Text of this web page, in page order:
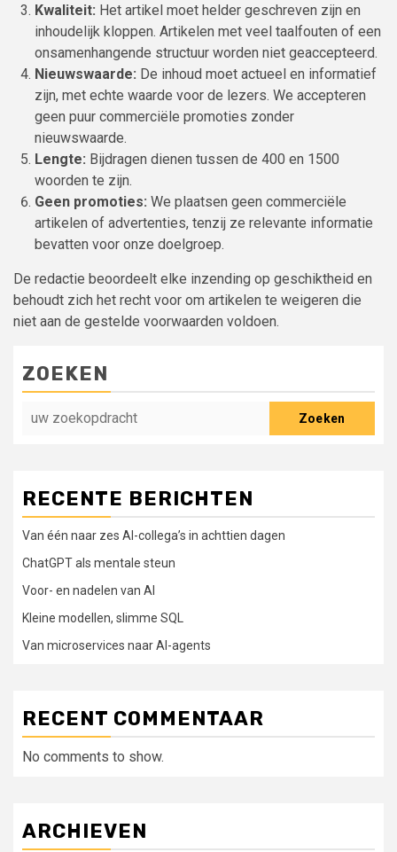
Kwaliteit: Het artikel moet helder geschreven zijn en
inhoudelijk kloppen. Artikelen met veel taalfouten of een
onsamenhangende structuur worden niet geaccepteerd.
Nieuwswaarde: De inhoud moet actueel en informatief
zijn, met echte waarde voor de lezers. We accepteren
geen puur commerciële promoties zonder
nieuwswaarde.
Lengte: Bijdragen dienen tussen de 400 en 1500
woorden te zijn.
Geen promoties: We plaatsen geen commerciële
artikelen of advertenties, tenzij ze relevante informatie
bevatten voor onze doelgroep.
De redactie beoordeelt elke inzending op geschiktheid en
behoudt zich het recht voor om artikelen te weigeren die
niet aan de gestelde voorwaarden voldoen.
ZOEKEN
Zoeken
RECENTE BERICHTEN
Van één naar zes AI-collega’s in achttien dagen
ChatGPT als mentale steun
Voor- en nadelen van AI
Kleine modellen, slimme SQL
Van microservices naar AI-agents
RECENT COMMENTAAR
No comments to show.
ARCHIEVEN